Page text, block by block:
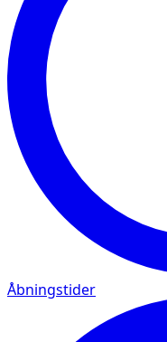
Åbningstider